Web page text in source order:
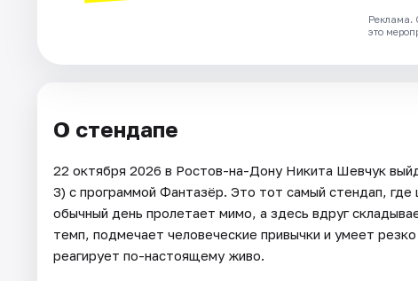
Реклама.
это
О стендапе
22 октября 2026 в Ростов-на-Дону Никита Шевчук
3) с программой Фантазёр. Это тот самый стендап,
обычный день пролетает мимо, а здесь вдруг
темп, подмечает человеческие привычки и умеет
реагирует по-настоящему живо.